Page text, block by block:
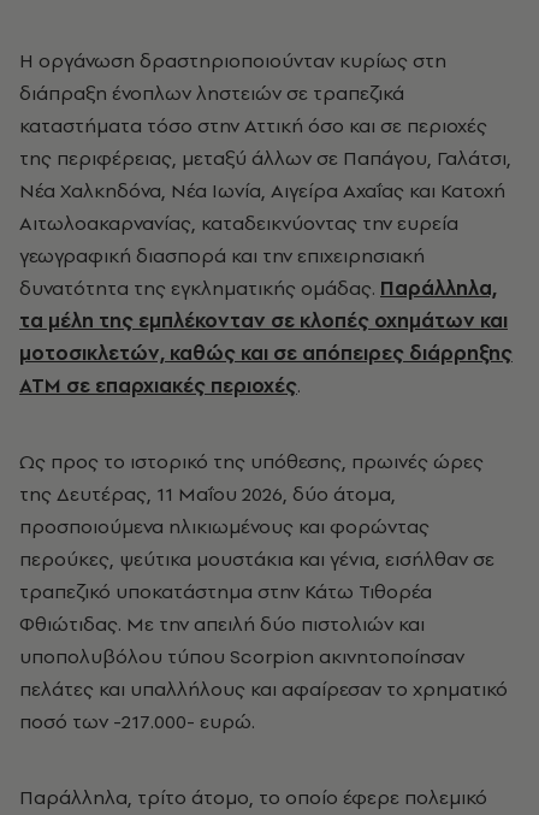
Η οργάνωση δραστηριοποιούνταν κυρίως στη
διάπραξη ένοπλων ληστειών σε τραπεζικά
καταστήματα τόσο στην Αττική όσο και σε περιοχές
της περιφέρειας, μεταξύ άλλων σε Παπάγου, Γαλάτσι,
Νέα Χαλκηδόνα, Νέα Ιωνία, Αιγείρα Αχαΐας και Κατοχή
Αιτωλοακαρνανίας, καταδεικνύοντας την ευρεία
γεωγραφική διασπορά και την επιχειρησιακή
δυνατότητα της εγκληματικής ομάδας. Παράλληλα,
τα μέλη της εμπλέκονταν σε κλοπές οχημάτων και
μοτοσικλετών, καθώς και σε απόπειρες διάρρηξης
ΑΤΜ σε επαρχιακές περιοχές.
Ως προς το ιστορικό της υπόθεσης, πρωινές ώρες
της Δευτέρας, 11 Μαΐου 2026, δύο άτομα,
προσποιούμενα ηλικιωμένους και φορώντας
περούκες, ψεύτικα μουστάκια και γένια, εισήλθαν σε
τραπεζικό υποκατάστημα στην Κάτω Τιθορέα
Φθιώτιδας. Με την απειλή δύο πιστολιών και
υποπολυβόλου τύπου Scorpion ακινητοποίησαν
πελάτες και υπαλλήλους και αφαίρεσαν το χρηματικό
ποσό των -217.000- ευρώ.
Παράλληλα, τρίτο άτομο, το οποίο έφερε πολεμικό